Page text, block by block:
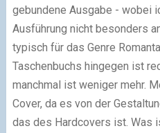
gebundene Ausgabe - wobei
Ausführung nicht besonders
typisch für das Genre
Taschenbuchs hingegen ist
manchmal ist weniger mehr.
Cover, da es von der
das des Hardcovers ist. Was